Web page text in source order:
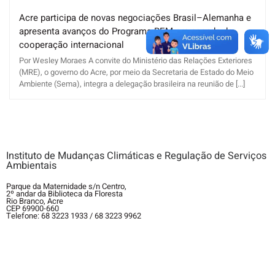
Acre participa de novas negociações Brasil–Alemanha e
apresenta avanços do Programa REM em agenda de
cooperação internacional
Por Wesley Moraes A convite do Ministério das Relações Exteriores
(MRE), o governo do Acre, por meio da Secretaria de Estado do Meio
Ambiente (Sema), integra a delegação brasileira na reunião de [...]
Instituto de Mudanças Climáticas e Regulação de Serviços
Ambientais
Parque da Maternidade s/n Centro,
2º andar da Biblioteca da Floresta
Rio Branco, Acre
CEP 69900-660
Telefone: 68 3223 1933 / 68 3223 9962